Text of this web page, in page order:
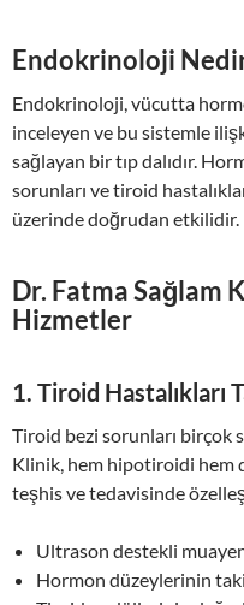
Endokrinoloji
Endokrinoloji, vücutta
inceleyen ve bu sistemle
sağlayan bir tıp dalıdır.
sorunları ve tiroid
üzerinde doğrudan etkilidir.
Dr. Fatma Sağlam
Hizmetler
1. Tiroid Hastalıkları
Tiroid bezi sorunları birçok
Klinik, hem hipotiroidi hem
teşhis ve tedavisinde
Ultrason destekli
Hormon düzeylerinin